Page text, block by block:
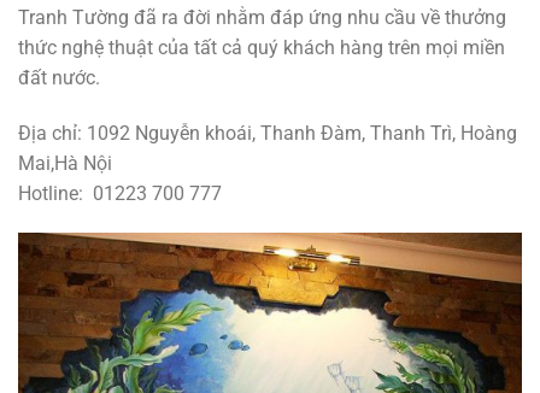
Tranh Tường đã ra đời nhằm đáp ứng nhu cầu về thưởng
thức nghệ thuật của tất cả quý khách hàng trên mọi miền
đất nước.
Địa chỉ: 1092 Nguyễn khoái, Thanh Đàm, Thanh Trì, Hoàng
Mai,Hà Nội
Hotline: 01223 700 777